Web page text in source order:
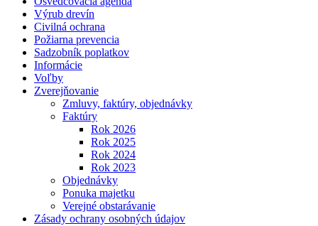
Výrub drevín
Civilná ochrana
Požiarna prevencia
Sadzobník poplatkov
Informácie
Voľby
Zverejňovanie
Zmluvy, faktúry, objednávky
Faktúry
Rok 2026
Rok 2025
Rok 2024
Rok 2023
Objednávky
Ponuka majetku
Verejné obstarávanie
Zásady ochrany osobných údajov